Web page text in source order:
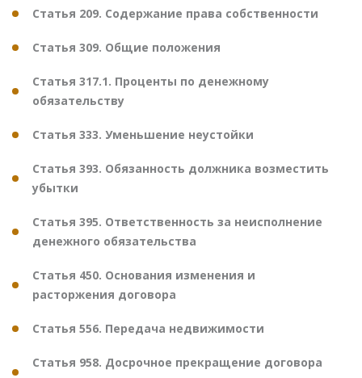
Статья 209. Содержание права собственности
Статья 309. Общие положения
Статья 317.1. Проценты по денежному
обязательству
Статья 333. Уменьшение неустойки
Статья 393. Обязанность должника возместить
убытки
Статья 395. Ответственность за неисполнение
денежного обязательства
Статья 450. Основания изменения и
расторжения договора
Статья 556. Передача недвижимости
Статья 958. Досрочное прекращение договора